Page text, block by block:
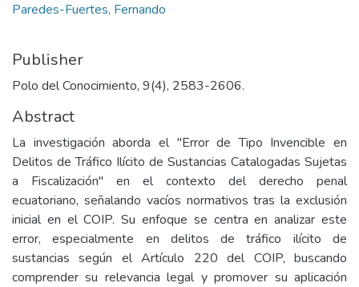
Paredes-Fuertes, Fernando
Publisher
Polo del Conocimiento, 9(4), 2583-2606.
Abstract
La investigación aborda el "Error de Tipo Invencible en
Delitos de Tráfico Ilícito de Sustancias Catalogadas Sujetas
a Fiscalización" en el contexto del derecho penal
ecuatoriano, señalando vacíos normativos tras la exclusión
inicial en el COIP. Su enfoque se centra en analizar este
error, especialmente en delitos de tráfico ilícito de
sustancias según el Artículo 220 del COIP, buscando
comprender su relevancia legal y promover su aplicación